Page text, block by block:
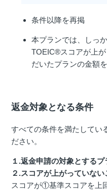
条件以降を再掲
本プランでは、しっ
TOEIC®スコアが上
だいたプランの金額
返金対象となる条件
すべての条件を満たしてい
ださい。
１.返金申請の対象とする
２.スコアが上がっていない
スコアが①基準スコアを上